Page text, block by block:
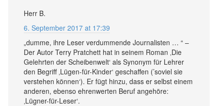
Herr B.
6. September 2017 at 17:39
„dumme, ihre Leser verdummende Journalisten … “ –
Der Autor Terry Pratchett hat in seinem Roman ‚Die
Gelehrten der Scheibenwelt‘ als Synonym für Lehrer
den Begriff ‚Lügen-für-Kinder‘ geschaffen (’soviel sie
verstehen können‘). Er fügt hinzu, dass er selbst einem
anderen, ebenso ehrenwerten Beruf angehöre:
‚Lügner-für-Leser‘.